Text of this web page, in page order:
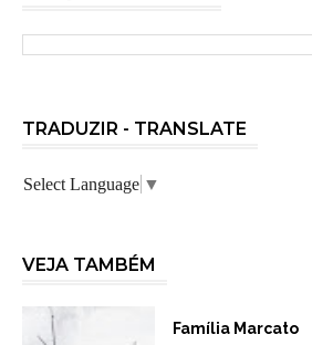
TRADUZIR - TRANSLATE
Select Language ▼
VEJA TAMBÉM
Família Marcato